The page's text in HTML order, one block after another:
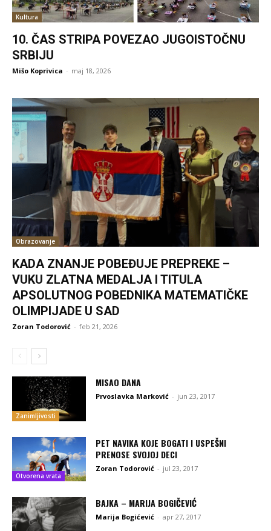
Kultura
10. ČAS STRIPA POVEZAO JUGOISTOČNU
SRBIJU
Mišo Koprivica - maj 18, 2026
Obrazovanje
KADA ZNANJE POBEĐUJE PREPREKE –
VUKU ZLATNA MEDALJA I TITULA
APSOLUTNOG POBEDNIKA MATEMATIČKE
OLIMPIJADE U SAD
Zoran Todorović - feb 21, 2026
Zanimljivosti
MISAO DANA
Prvoslavka Marković - jun 23, 2017
Otvorena vrata
PET NAVIKA KOJE BOGATI I USPEŠNI
PRENOSE SVOJOJ DECI
Zoran Todorović - jul 23, 2017
BAJKA – MARIJA BOGIČEVIĆ
Marija Bogićević - apr 27, 2017